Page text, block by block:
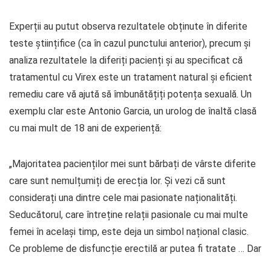
Experții au putut observa rezultatele obținute în diferite
teste științifice (ca în cazul punctului anterior), precum și
analiza rezultatele la diferiți pacienți și au specificat că
tratamentul cu Virex este un tratament natural și eficient
remediu care vă ajută să îmbunătățiți potența sexuală. Un
exemplu clar este Antonio Garcia, un urolog de înaltă clasă
cu mai mult de 18 ani de experiență:
„Majoritatea pacienților mei sunt bărbați de vârste diferite
care sunt nemulțumiți de erecția lor. Și vezi că sunt
considerați una dintre cele mai pasionate naționalități.
Seducătorul, care întreține relații pasionale cu mai multe
femei în același timp, este deja un simbol național clasic.
Ce probleme de disfuncție erectilă ar putea fi tratate … Dar